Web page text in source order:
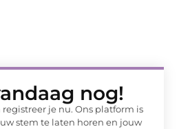
nog!
je nu. Ons platform is
stem te laten horen en jouw